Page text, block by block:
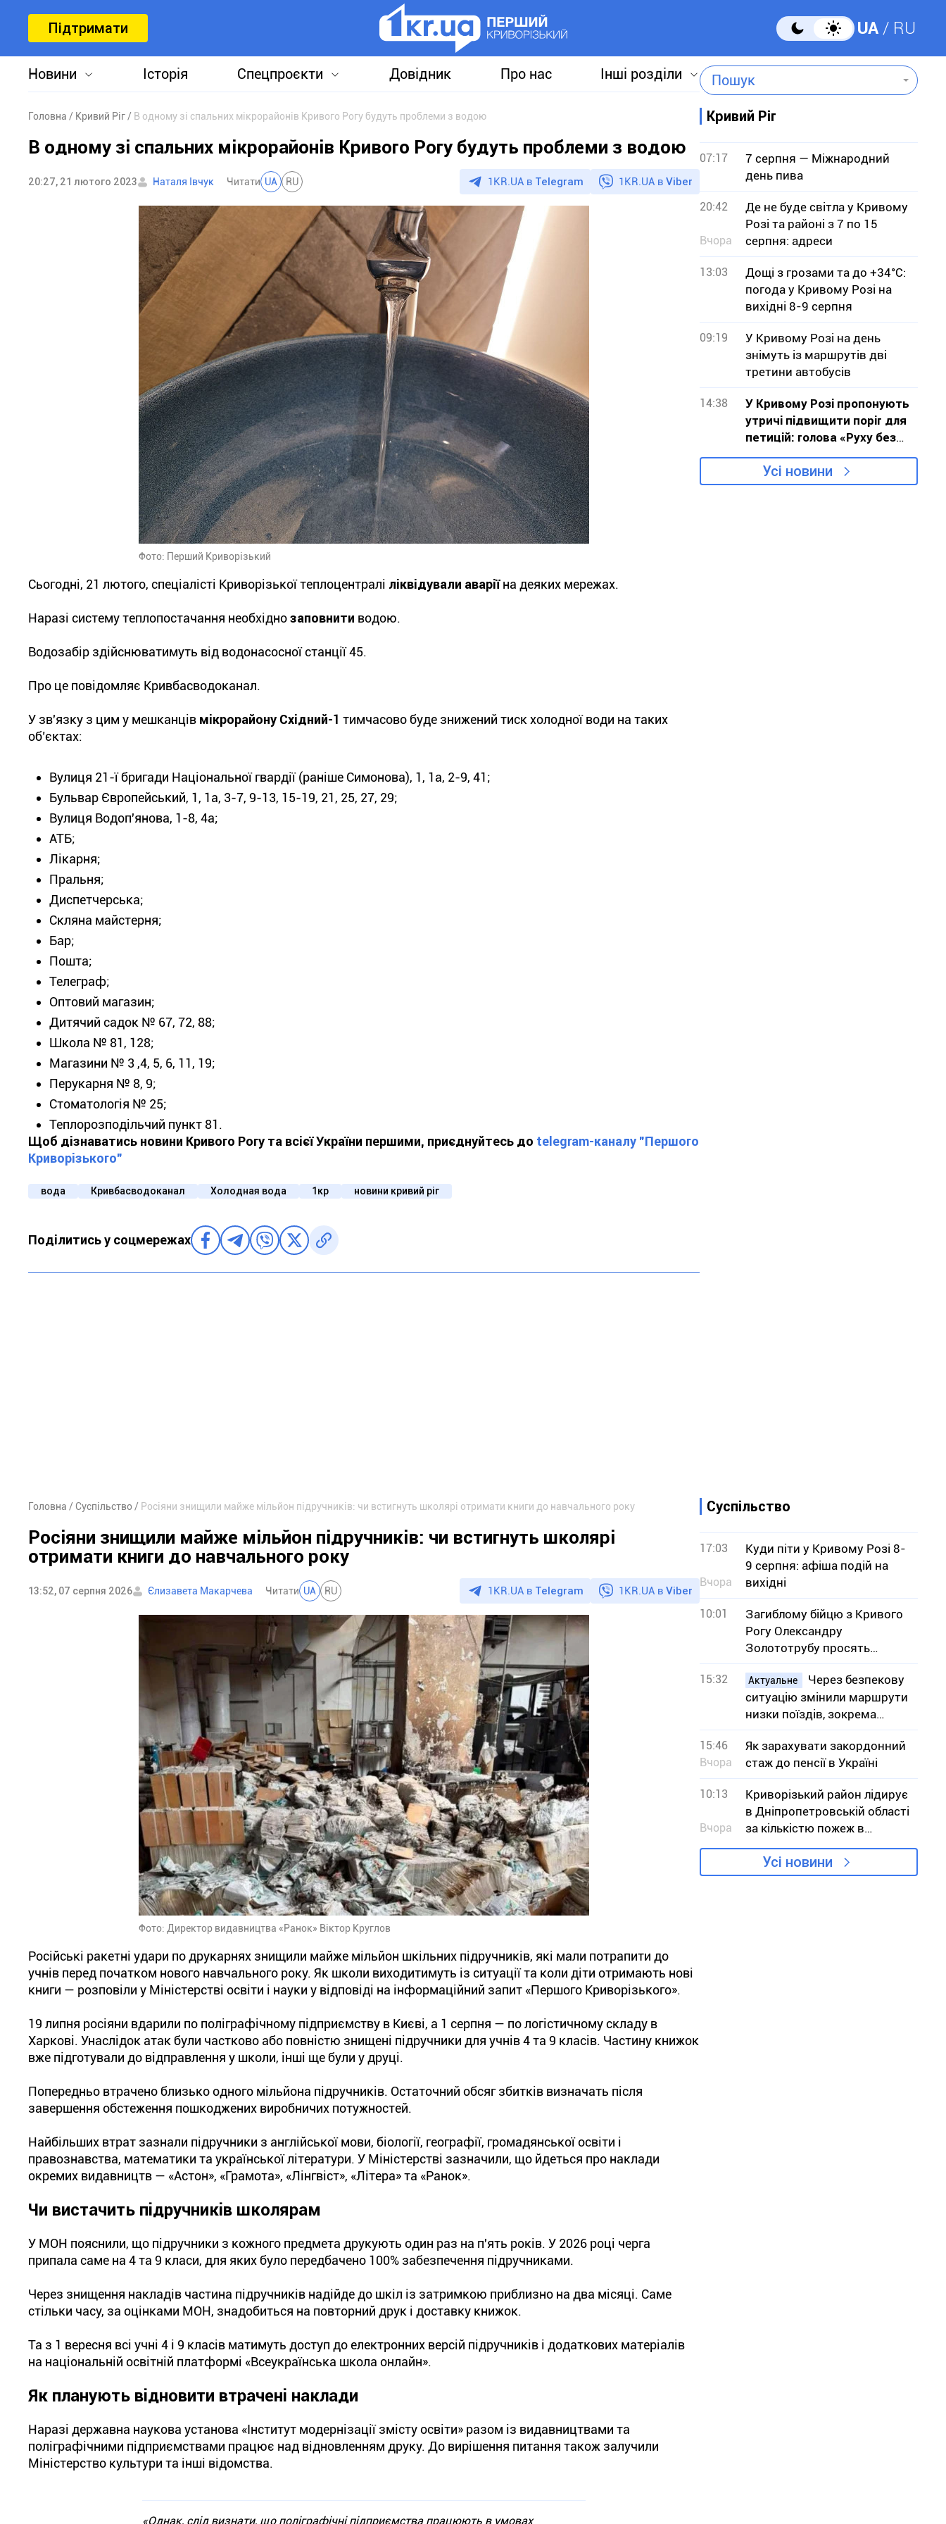
Підтримати UA RU
Новини Історія Спецпроєкти Довідник Про нас Інші розділи Пошук
Головна Кривий Ріг В одному зі спальних мікрорайонів Кривого Рогу будуть проблеми з водою
В одному зі спальних мікрорайонів Кривого Рогу будуть проблеми з водою
20:27, 21 лютого 2023 Наталя Івчук Читати UA RU 1KR.UA в Telegram 1KR.UA в Viber
Фото: Перший Криворізький
Сьогодні, 21 лютого, спеціалісті Криворізької теплоцентралі ліквідували аваріїна деяких мережах.
Наразі систему теплопостачання необхіднозаповнити водою.
Водозабір здійснюватимуть від водонасосної станції 45.
Про це повідомляє Кривбасводоканал.
У зв'язку з цим у мешканців мікрорайону Східний-1 тимчасово буде знижений тиск холодної води на таких
об’єктах:
Вулиця 21-ї бригади Національної гвардії (раніше Симонова), 1, 1а, 2-9, 41;
Бульвар Європейський, 1, 1а, 3-7, 9-13, 15-19, 21, 25, 27, 29;
Вулиця Водоп'янова, 1-8, 4а;
АТБ;
Лікарня;
Пральня;
Диспетчерська;
Скляна майстерня;
Бар;
Пошта;
Телеграф;
Оптовий магазин;
Дитячий садок № 67, 72, 88;
Школа № 81, 128;
Магазини № 3 ,4, 5, 6, 11, 19;
Перукарня № 8, 9;
Стоматологія № 25;
Теплорозподільчий пункт 81.
Щоб дізнаватись новини Кривого Рогу та всієї України першими, приєднуйтесь до telegram-каналу "Першого
Криворізького"
вода Кривбасводоканал Холодная вода 1кр новини кривий ріг
Поділитись у соцмережах
Кривий Ріг
07:17
7 серпня — Міжнародний
день пива
20:42
Вчора
Де не буде світла у Кривому
Розі та районі з 7 по 15
серпня: адреси
13:03
Дощі з грозами та до +34°С:
погода у Кривому Розі на
вихідні 8-9 серпня
09:19
У Кривому Розі на день
знімуть із маршрутів дві
третини автобусів
14:38
У Кривому Розі пропонують
утричі підвищити поріг для
петицій: голова «Руху без
меж» звернувся до влади з
критикою проєкту
Усі новини
Головна Суспільство Росіяни знищили майже мільйон підручників: чи встигнуть школярі отримати книги до навчального року
Росіяни знищили майже мільйон підручників: чи встигнуть школярі
отримати книги до навчального року
13:52, 07 серпня 2026 Єлизавета Макарчева Читати UA RU 1KR.UA в Telegram 1KR.UA в Viber
Фото: Директор видавництва «Ранок» Віктор Круглов
Російські ракетні удари по друкарнях знищили майже мільйон шкільних підручників, які мали потрапити до
учнів перед початком нового навчального року. Як школи виходитимуть із ситуації та коли діти отримають нові
книги — розповіли у Міністерстві освіти і науки у відповіді на інформаційний запит «Першого Криворізького».
19 липня росіяни вдарили по поліграфічному підприємству в Києві, а 1 серпня — по логістичному складу в
Харкові. Унаслідок атак були частково або повністю знищені підручники для учнів 4 та 9 класів. Частину книжок
вже підготували до відправлення у школи, інші ще були у друці.
Попередньо втрачено близько одного мільйона підручників. Остаточний обсяг збитків визначать після
завершення обстеження пошкоджених виробничих потужностей.
Найбільших втрат зазнали підручники з англійської мови, біології, географії, громадянської освіти і
правознавства, математики та української літератури. У Міністерстві зазначили, що йдеться про наклади
окремих видавництв — «Астон», «Грамота», «Лінгвіст», «Літера» та «Ранок».
Чи вистачить підручників школярам
У МОН пояснили, що підручники з кожного предмета друкують один раз на п'ять років. У 2026 році черга
припала саме на 4 та 9 класи, для яких було передбачено 100% забезпечення підручниками.
Через знищення накладів частина підручників надійде до шкіл із затримкою приблизно на два місяці. Саме
стільки часу, за оцінками МОН, знадобиться на повторний друк і доставку книжок.
Та з 1 вересня всі учні 4 і 9 класів матимуть доступ до електронних версій підручників і додаткових матеріалів
на національній освітній платформі «Всеукраїнська школа онлайн».
Як планують відновити втрачені наклади
Наразі державна наукова установа «Інститут модернізації змісту освіти» разом із видавництвами та
поліграфічними підприємствами працює над відновленням друку. До вирішення питання також залучили
Міністерство культури та інші відомства.
«Однак, слід визнати, що поліграфічні підприємства працюють в умовах
Суспільство
17:03
Вчора
Куди піти у Кривому Розі 8-
9 серпня: афіша подій на
вихідні
10:01
Загиблому бійцю з Кривого
Рогу Олександру
Золототрубу просять
присвоїти звання Героя
України
15:32 Актуальне
Через безпекову
ситуацію змінили маршрути
низки поїздів, зокрема
сполученням з Кривим
Рогом
15:46
Вчора
Як зарахувати закордонний
стаж до пенсії в Україні
10:13
Вчора
Криворізький район лідирує
в Дніпропетровській області
за кількістю пожеж в
екосистемах
Усі новини